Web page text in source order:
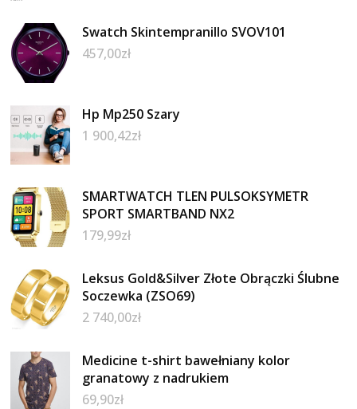
Swatch Skintempranillo SVOV101
457,00zł
Hp Mp250 Szary
1 900,42zł
SMARTWATCH TLEN PULSOKSYMETR
SPORT SMARTBAND NX2
179,99zł
Leksus Gold&Silver Złote Obrączki Ślubne
Soczewka (ZSO69)
2 740,00zł
Medicine t-shirt bawełniany kolor
granatowy z nadrukiem
69,90zł